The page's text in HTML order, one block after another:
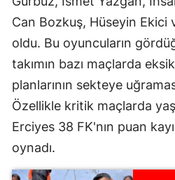
Can Bozkuş, Hüseyin Ekici
oldu. Bu oyuncuların
takımın bazı maçlarda
planlarının sekteye
Özellikle kritik maçlarda
Erciyes 38 FK'nın puan
oynadı.